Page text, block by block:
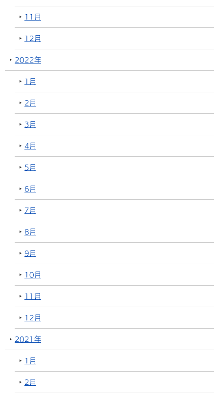
11月
12月
2022年
1月
2月
3月
4月
5月
6月
7月
8月
9月
10月
11月
12月
2021年
1月
2月